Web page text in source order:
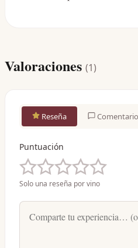
Valoraciones (1)
Reseña Comentario
Puntuación
Solo una reseña por vino